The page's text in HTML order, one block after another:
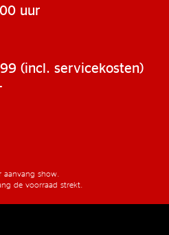
uur
(incl. servicekosten)
show.
de voorraad strekt.